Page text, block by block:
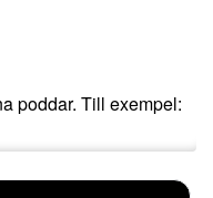
poddar. Till exempel: